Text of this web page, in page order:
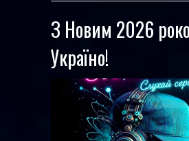
З Новим 2026
Україно!